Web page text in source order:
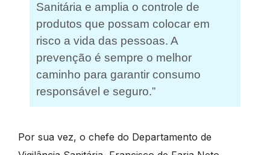
Sanitária e amplia o controle de
produtos que possam colocar em
risco a vida das pessoas. A
prevenção é sempre o melhor
caminho para garantir consumo
responsável e seguro.”
Por sua vez, o chefe do Departamento de